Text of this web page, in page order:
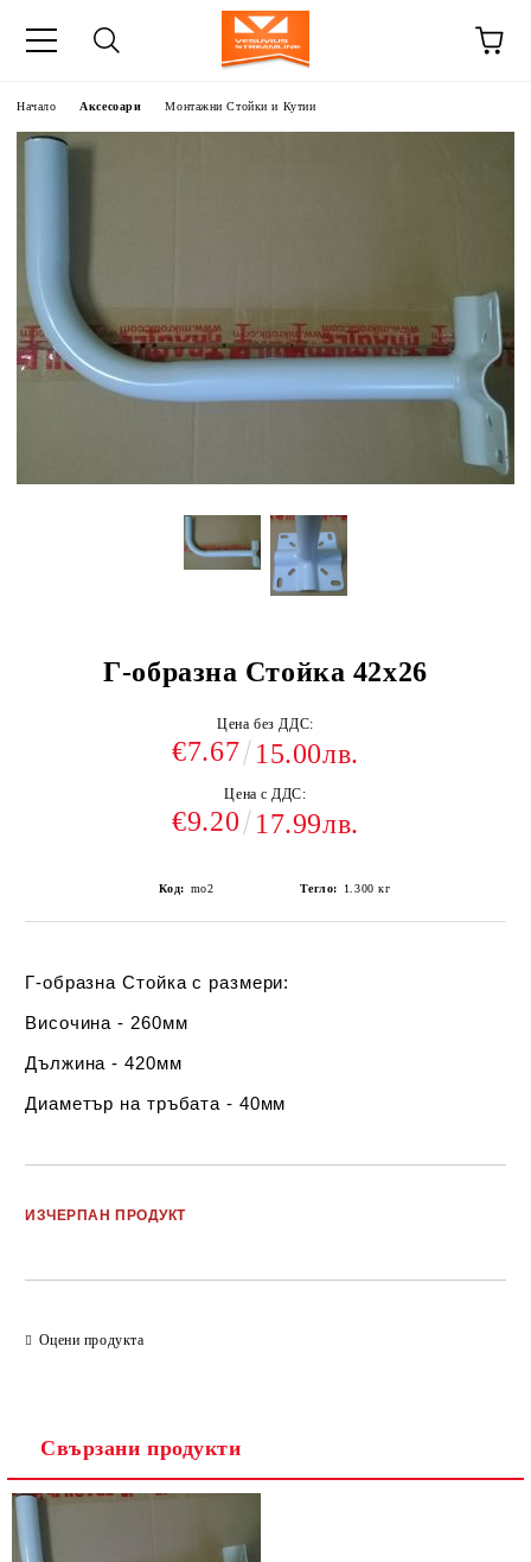
Начало Аксесоари Монтажни Стойки и Кутии
Г-образна Стойка 42х26
Цена без ДДС:
€7.67 15.00лв.
Цена с ДДС:
€9.20 17.99лв.
Код: mo2 Тегло: 1.300 кг
Г-образна Стойка с размери:
Височина - 260мм
Дължина - 420мм
Диаметър на тръбата - 40мм
ИЗЧЕРПАН ПРОДУКТ
Оцени продукта
Свързани продукти